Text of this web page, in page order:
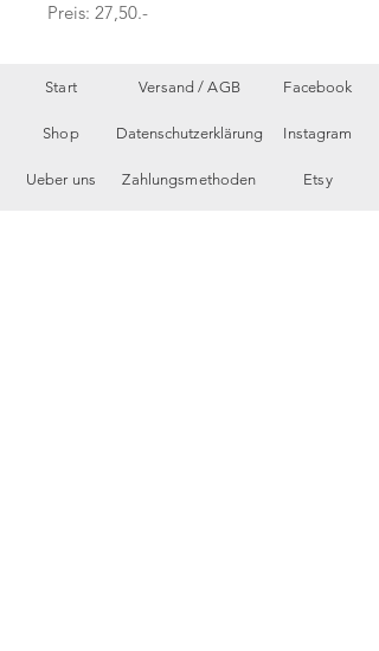
Preis: 27,50.-
Start
Shop
Ueber uns
Versand /AGB
Datenschutzerklärung
Zahlungsmethoden
Facebook
Instagram
Etsy